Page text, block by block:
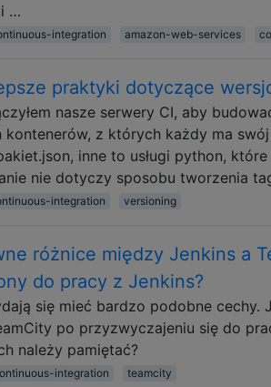
…
integration amazon-web-services
praktyki dotyczące
nasze serwery CI, aby
kontenerów, z których każdy ma
inne to usługi python,
nie dotyczy sposobu tworzenia
integration versioning
różnice między Jenkins a
do pracy z Jenkins?
się mieć bardzo podobne cechy.
po przyzwyczajeniu się do
należy pamiętać?
integration teamcity